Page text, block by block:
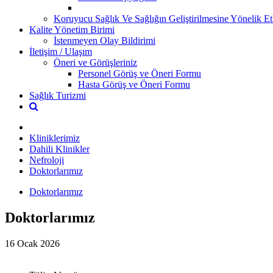
Koruyucu Sağlık Ve Sağlığın Geliştirilmesine Yönelik
Kalite Yönetim Birimi
İstenmeyen Olay Bildirimi
İletişim / Ulaşım
Öneri ve Görüşleriniz
Personel Görüş ve Öneri Formu
Hasta Görüş ve Öneri Formu
Sağlık Turizmi
Kliniklerimiz
Dahili Klinikler
Nefroloji
Doktorlarımız
Doktorlarımız
Doktorlarımız
16 Ocak 2026